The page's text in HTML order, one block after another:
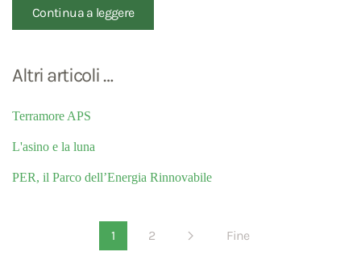
Continua a leggere
Altri articoli …
Terramore APS
L'asino e la luna
PER, il Parco dell’Energia Rinnovabile
1 2 Fine